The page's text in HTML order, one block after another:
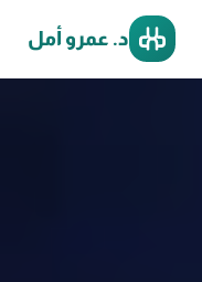
د. عمرو أمل